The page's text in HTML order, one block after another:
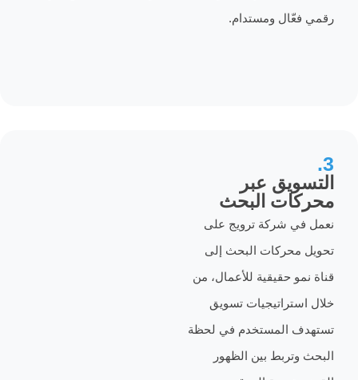
ومستدام.
عبر
البحث
شركة ترويج على
البحث إلى
حقيقية للأعمال، من
تسويق
المستخدم في لحظة
بين الظهور